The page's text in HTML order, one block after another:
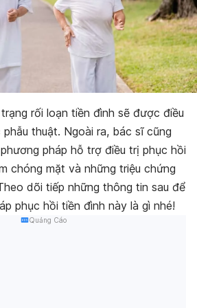
rối loạn tiền đình sẽ được điều
thuật. Ngoài ra, bác sĩ cũng
pháp hỗ trợ điều trị phục hồi
chóng mặt và những triệu chứng
dõi tiếp những thông tin sau để
phục hồi tiền đình này là gì nhé!
Quảng Cáo